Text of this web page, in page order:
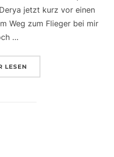
jetzt kurz vor einen
Weg zum Flieger bei mir
…
ÜBER „BUSINESSBILDER
LESEN